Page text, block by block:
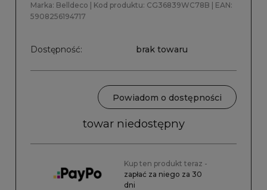
Marka: Belldeco | Kod produktu: CG36839WC78B
| EAN:
5908256194717
Dostępność: brak towaru
Powiadom o dostępności
towar niedostępny
Kup ten produkt teraz -
zapłać za niego za 30
dni